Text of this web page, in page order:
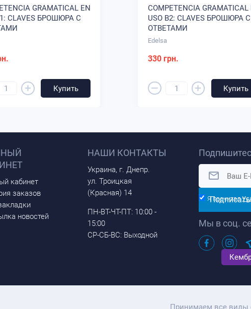
GRAMATICAL EN
CLAVES БРОШЮРА С
+ Купить
COMPETENCIA GRAMATICAL
USO B2: CLAVES БРОШЮРА С
ОТВЕТАМИ
Edelsa
330 грн.
– + Купить
кабинет
заказов
новостей
НАШИ КОНТАКТЫ
Украина, г. Днепр.
ул. Троицкая
(Красная) 14
ПН-ВТ-ЧТ-ПТ: 10:00 -
15:00
СР-СБ-ВС: Выходной
Я прочитал
Мы в соц.
Принимаем все виды